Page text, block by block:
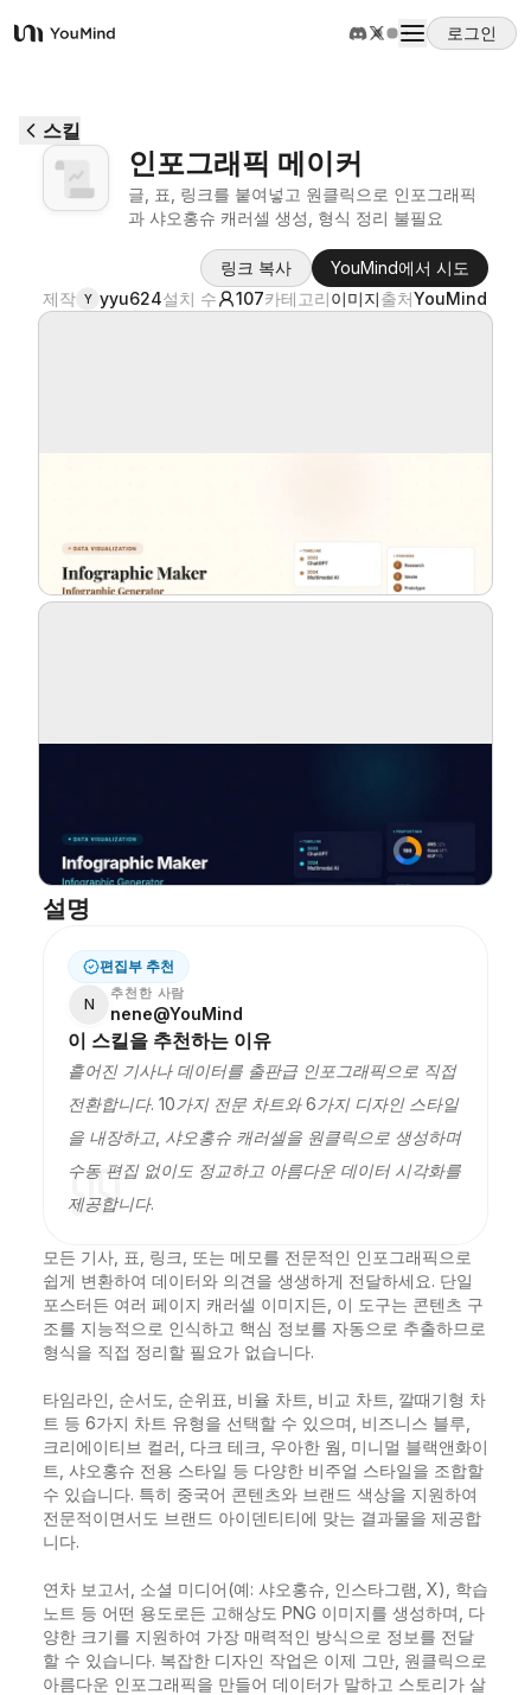
YouMind
로그인
사용 사례
블로그
스킬
인포그래픽 메이커
글, 표, 링크를 붙여넣고 원클릭으로 인포그래픽
과 샤오홍슈 캐러셀 생성, 형식 정리 불필요
링크 복사
YouMind에서 시도
제작 Y yyu624설치 수 107카테고리이미지출처YouMind
설명
편집부 추천
N
추천한 사람
nene@YouMind
이 스킬을 추천하는 이유
흩어진 기사나 데이터를 출판급 인포그래픽으로 직접
전환합니다. 10가지 전문 차트와 6가지 디자인 스타일
을 내장하고, 샤오홍슈 캐러셀을 원클릭으로 생성하며
수동 편집 없이도 정교하고 아름다운 데이터 시각화를
제공합니다.
모든 기사, 표, 링크, 또는 메모를 전문적인 인포그래픽으로
쉽게 변환하여 데이터와 의견을 생생하게 전달하세요. 단일
포스터든 여러 페이지 캐러셀 이미지든, 이 도구는 콘텐츠 구
조를 지능적으로 인식하고 핵심 정보를 자동으로 추출하므로
형식을 직접 정리할 필요가 없습니다.
타임라인, 순서도, 순위표, 비율 차트, 비교 차트, 깔때기형 차
트 등 6가지 차트 유형을 선택할 수 있으며, 비즈니스 블루,
크리에이티브 컬러, 다크 테크, 우아한 웜, 미니멀 블랙앤화이
트, 샤오홍슈 전용 스타일 등 다양한 비주얼 스타일을 조합할
수 있습니다. 특히 중국어 콘텐츠와 브랜드 색상을 지원하여
전문적이면서도 브랜드 아이덴티티에 맞는 결과물을 제공합
니다.
연차 보고서, 소셜 미디어(예: 샤오홍슈, 인스타그램, X), 학습
노트 등 어떤 용도로든 고해상도 PNG 이미지를 생성하며, 다
양한 크기를 지원하여 가장 매력적인 방식으로 정보를 전달
할 수 있습니다. 복잡한 디자인 작업은 이제 그만, 원클릭으로
아름다운 인포그래픽을 만들어 데이터가 말하고 스토리가 살